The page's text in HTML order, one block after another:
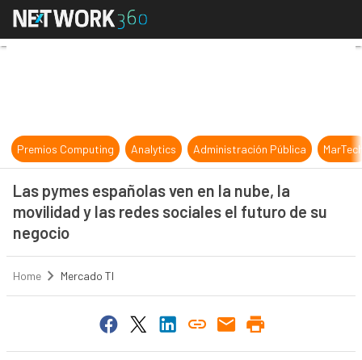
Las pymes españolas ven en la
Premios Computing Analytics Administración Pública
Las pymes españolas ven en la nube, la
movilidad y las redes sociales el futuro de su
negocio
Home Mercado TI